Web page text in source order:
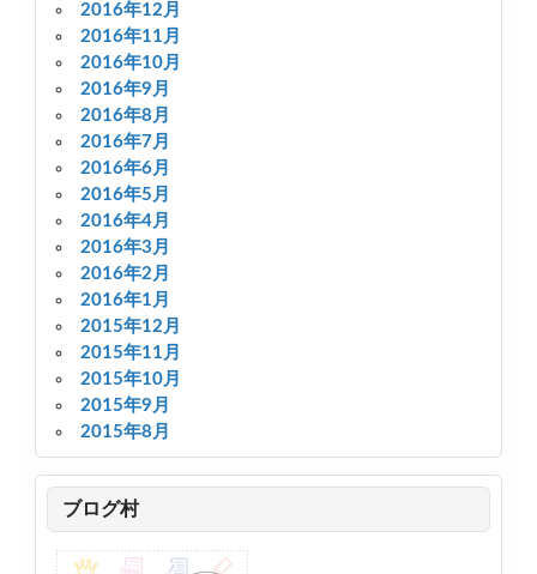
2016年12月
2016年11月
2016年10月
2016年9月
2016年8月
2016年7月
2016年6月
2016年5月
2016年4月
2016年3月
2016年2月
2016年1月
2015年12月
2015年11月
2015年10月
2015年9月
2015年8月
ブログ村